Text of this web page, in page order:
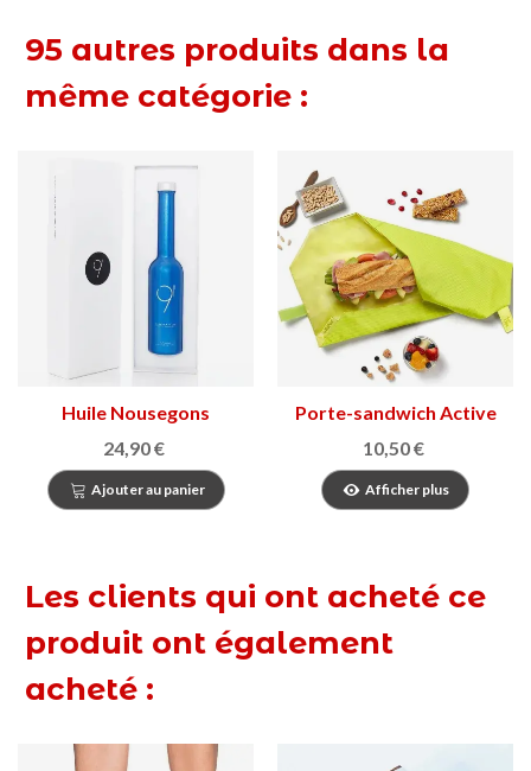
95 autres produits dans la
même catégorie :
Huile Nousegons
24,90 €
Ajouter au panier
Porte-sandwich Active
Boc'n'Roll
10,50 €
Afficher plus
Les clients qui ont acheté ce
produit ont également
acheté :